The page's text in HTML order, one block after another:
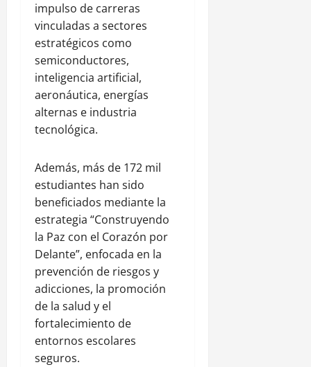
impulso de carreras
vinculadas a sectores
estratégicos como
semiconductores,
inteligencia artificial,
aeronáutica, energías
alternas e industria
tecnológica.
Además, más de 172 mil
estudiantes han sido
beneficiados mediante la
estrategia “Construyendo
la Paz con el Corazón por
Delante”, enfocada en la
prevención de riesgos y
adicciones, la promoción
de la salud y el
fortalecimiento de
entornos escolares
seguros.